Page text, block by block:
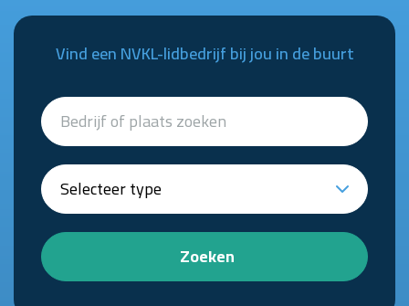
Vind een NVKL-lidbedrijf bij jou in de buurt
Zoeken